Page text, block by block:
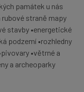
památek u nás
straně mapy
stavby •energetické
podzemí •rozhledny
•větrné a
a archeoparky